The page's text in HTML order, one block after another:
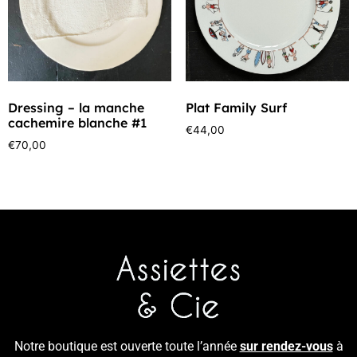
Dressing – la manche
cachemire blanche #1
€70,00
Plat Family Surf
€44,00
Notre boutique est ouverte toute l’année sur rendez-vousà